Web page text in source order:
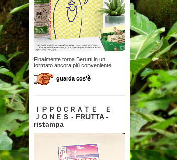
Finalmente torna Berutti in un
formato ancora più conveniente!
guarda cos'è
ＩＰＰＯＣＲＡＴＥ Ｅ
ＪＯＮＥＳ - FRUTTA -
ristampa